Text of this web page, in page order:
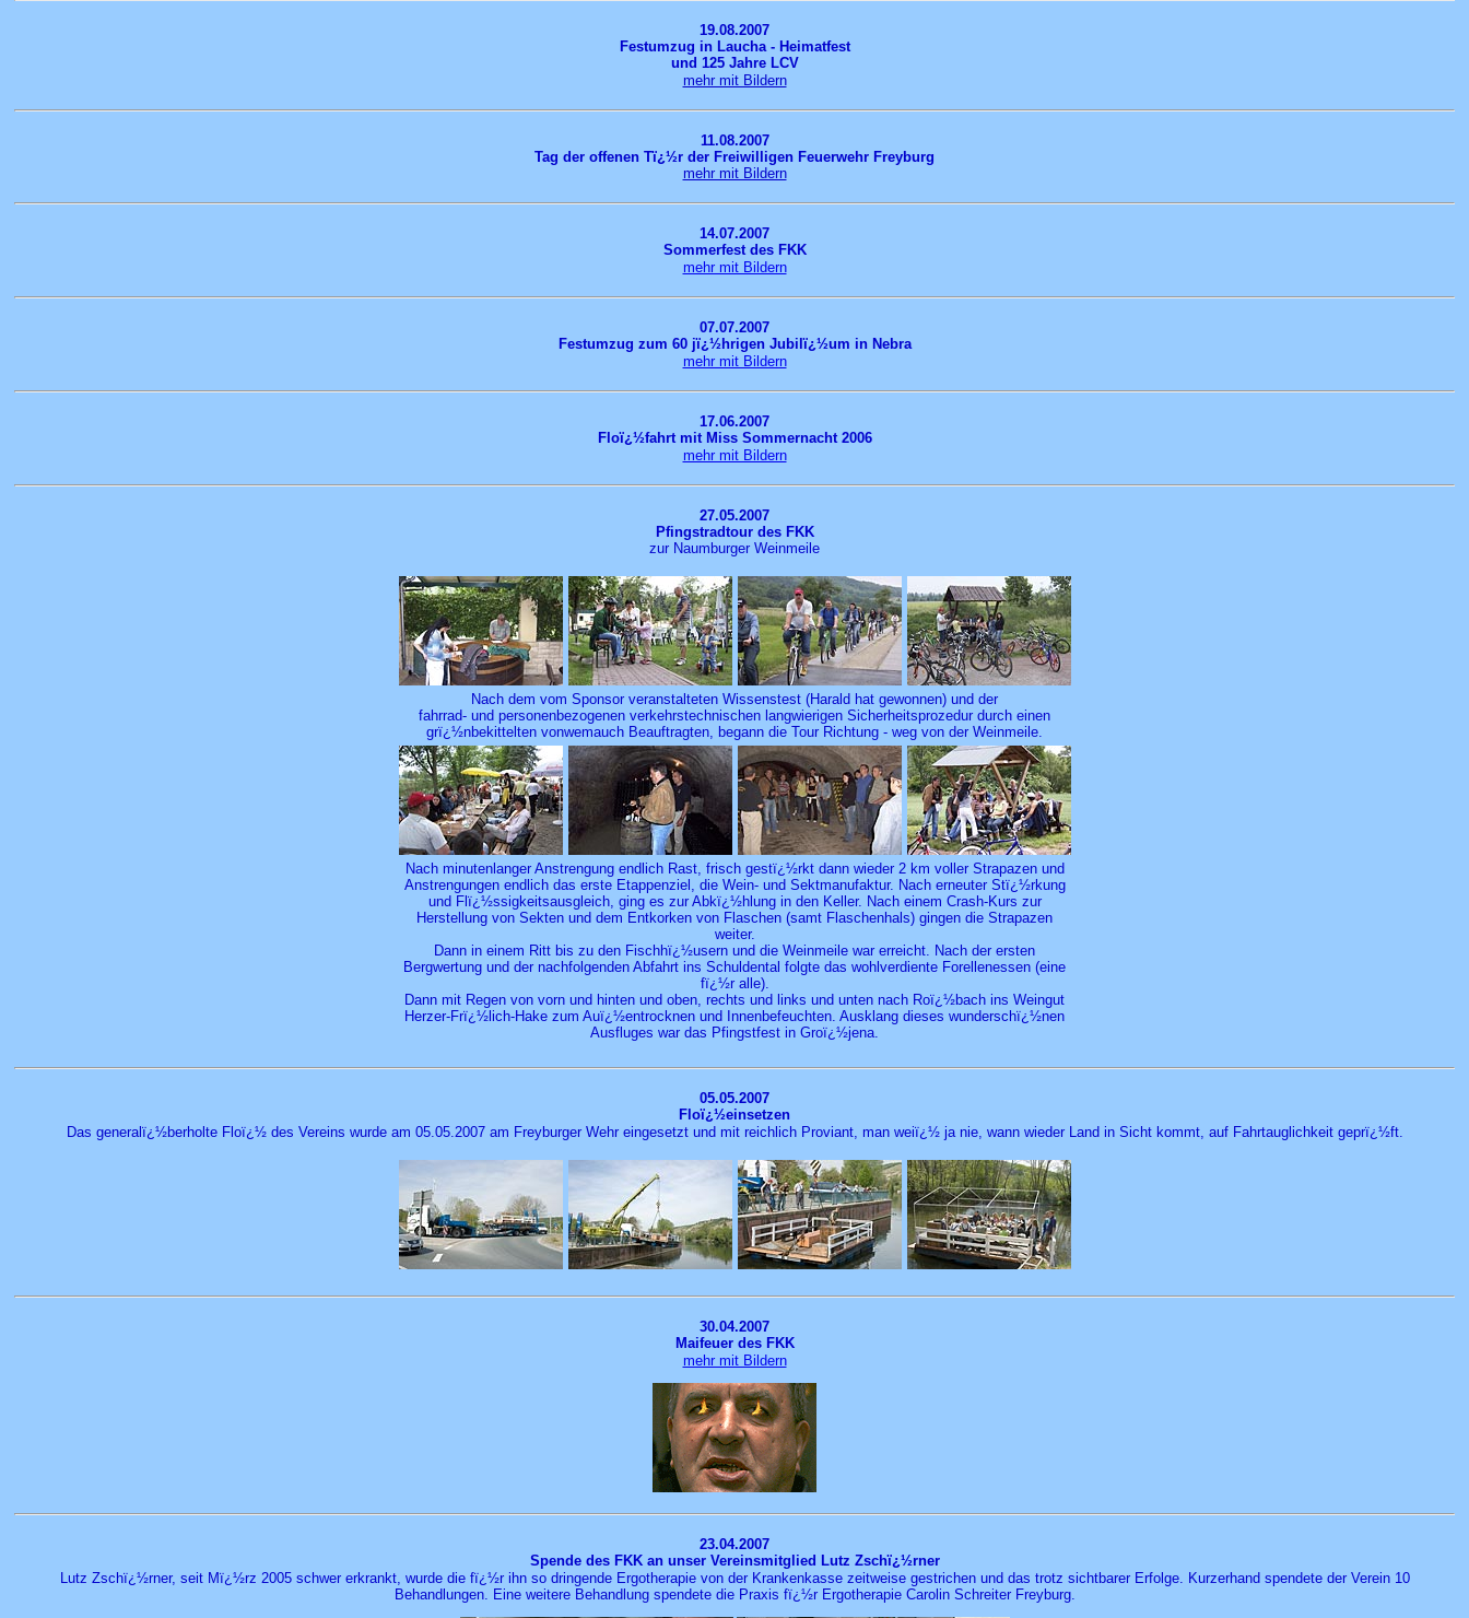
19.08.2007
Festumzug in Laucha - Heimatfest
und 125 Jahre LCV
mehr mit Bildern
11.08.2007
Tag der offenen Tï¿½r der Freiwilligen Feuerwehr Freyburg
mehr mit Bildern
14.07.2007
Sommerfest des FKK
mehr mit Bildern
07.07.2007
Festumzug zum 60 jï¿½hrigen Jubilï¿½um in Nebra
mehr mit Bildern
17.06.2007
Floï¿½fahrt mit Miss Sommernacht 2006
mehr mit Bildern
27.05.2007
Pfingstradtour des FKK
zur Naumburger Weinmeile
Nach dem vom Sponsor veranstalteten Wissenstest (Harald hat gewonnen) und der
fahrrad- und personenbezogenen verkehrstechnischen langwierigen Sicherheitsprozedur durch einen
grï¿½nbekittelten vonwemauch Beauftragten, begann die Tour Richtung - weg von der Weinmeile.
Nach minutenlanger Anstrengung endlich Rast, frisch gestï¿½rkt dann wieder 2 km voller Strapazen und
Anstrengungen endlich das erste Etappenziel, die Wein- und Sektmanufaktur. Nach erneuter Stï¿½rkung
und Flï¿½ssigkeitsausgleich, ging es zur Abkï¿½hlung in den Keller. Nach einem Crash-Kurs zur
Herstellung von Sekten und dem Entkorken von Flaschen (samt Flaschenhals) gingen die Strapazen
weiter.
Dann in einem Ritt bis zu den Fischhï¿½usern und die Weinmeile war erreicht. Nach der ersten
Bergwertung und der nachfolgenden Abfahrt ins Schuldental folgte das wohlverdiente Forellenessen (eine
fï¿½r alle).
Dann mit Regen von vorn und hinten und oben, rechts und links und unten nach Roï¿½bach ins Weingut
Herzer-Frï¿½lich-Hake zum Auï¿½entrocknen und Innenbefeuchten. Ausklang dieses wunderschï¿½nen
Ausfluges war das Pfingstfest in Groï¿½jena.
05.05.2007
Floï¿½einsetzen
Das generalï¿½berholte Floï¿½ des Vereins wurde am 05.05.2007 am Freyburger Wehr eingesetzt und mit reichlich Proviant, man weiï¿½ ja nie, wann wieder Land in Sicht kommt, auf Fahrtauglichkeit geprï¿½ft.
30.04.2007
Maifeuer des FKK
mehr mit Bildern
23.04.2007
Spende des FKK an unser Vereinsmitglied Lutz Zschï¿½rner
Lutz Zschï¿½rner, seit Mï¿½rz 2005 schwer erkrankt, wurde die fï¿½r ihn so dringende Ergotherapie von der Krankenkasse zeitweise gestrichen und das trotz sichtbarer Erfolge. Kurzerhand spendete der Verein 10
Behandlungen. Eine weitere Behandlung spendete die Praxis fï¿½r Ergotherapie Carolin Schreiter Freyburg.